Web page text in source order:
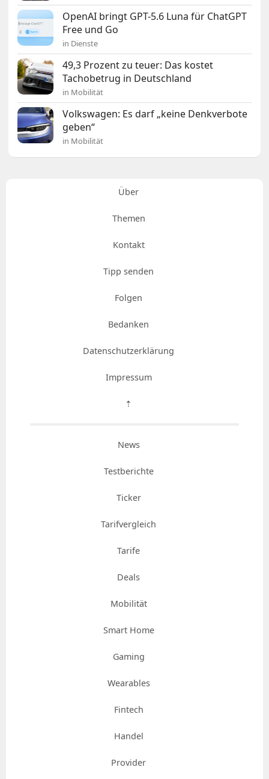
OpenAI bringt GPT-5.6 Luna für ChatGPT
Free und Go
in Dienste
49,3 Prozent zu teuer: Das kostet
Tachobetrug in Deutschland
in Mobilität
Volkswagen: Es darf „keine Denkverbote
geben“
in Mobilität
Über
Themen
Kontakt
Tipp senden
Folgen
Bedanken
Datenschutzerklärung
Impressum
⇡
News
Testberichte
Ticker
Tarifvergleich
Tarife
Deals
Mobilität
Smart Home
Gaming
Wearables
Fintech
Handel
Provider